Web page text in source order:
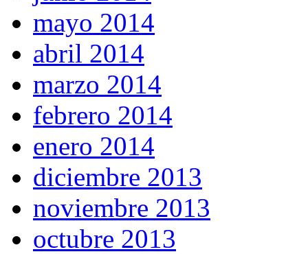
mayo 2014
abril 2014
marzo 2014
febrero 2014
enero 2014
diciembre 2013
noviembre 2013
octubre 2013